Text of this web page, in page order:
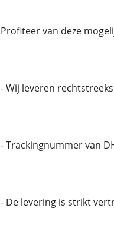
Profiteer van deze
- Wij leveren
- Trackingnummer van
- De levering is strikt